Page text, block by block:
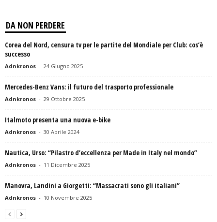
DA NON PERDERE
Corea del Nord, censura tv per le partite del Mondiale per Club: cos’è
successo
Adnkronos - 24 Giugno 2025
Mercedes-Benz Vans: il futuro del trasporto professionale
Adnkronos - 29 Ottobre 2025
Italmoto presenta una nuova e-bike
Adnkronos - 30 Aprile 2024
Nautica, Urso: “Pilastro d’eccellenza per Made in Italy nel mondo”
Adnkronos - 11 Dicembre 2025
Manovra, Landini a Giorgetti: “Massacrati sono gli italiani”
Adnkronos - 10 Novembre 2025